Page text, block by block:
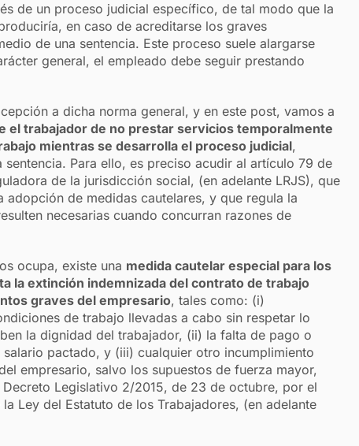
de un proceso judicial específico, de tal modo que la
en caso de acreditarse los graves
de una sentencia. Este proceso suele alargarse
general, el empleado debe seguir prestando
a dicha norma general, y en este post, vamos a
el trabajador de no prestar servicios temporalmente
mientras se desarrolla el proceso judicial,
sentencia. Para ello, es preciso acudir al artículo 79 de
de la jurisdicción social, (en adelante LRJS), que
de medidas cautelares, y que regula la
necesarias cuando concurran razones de
ocupa, existe una medida cautelar especial para los
la extinción indemnizada del contrato de trabajo
graves del empresario, tales como: (i)
de trabajo llevadas a cabo sin respetar lo
la dignidad del trabajador, (ii) la falta de pago o
pactado, y (iii) cualquier otro incumplimiento
empresario, salvo los supuestos de fuerza mayor,
Legislativo 2/2015, de 23 de octubre, por el
Ley del Estatuto de los Trabajadores, (en adelante